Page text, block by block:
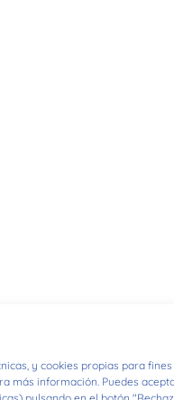
y cookies propias para
más información. Puedes